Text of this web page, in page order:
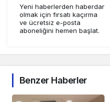
Yeni haberlerden haberdar
olmak için fırsatı kaçırma
ve ücretsiz e-posta
aboneliğini hemen başlat.
Benzer Haberler